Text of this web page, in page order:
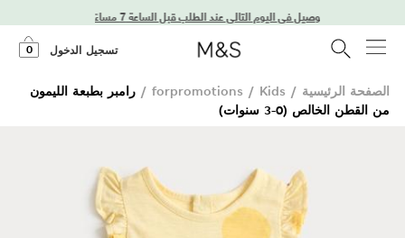
توصيل في اليوم التالي عند الطلب قبل الساعة 7 مساءً
تسجيل الدخول 0
الصفحة الرئيسية /
forpromotions / Kids
/ رامبر بطبعة الليمون
من القطن الخالص (0-3 سنوات)